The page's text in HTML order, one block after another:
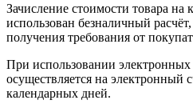
Зачисление стоимости товара на
использован безналичный
получения требования от
При использовании
осуществляется на электронный
календарных дней.